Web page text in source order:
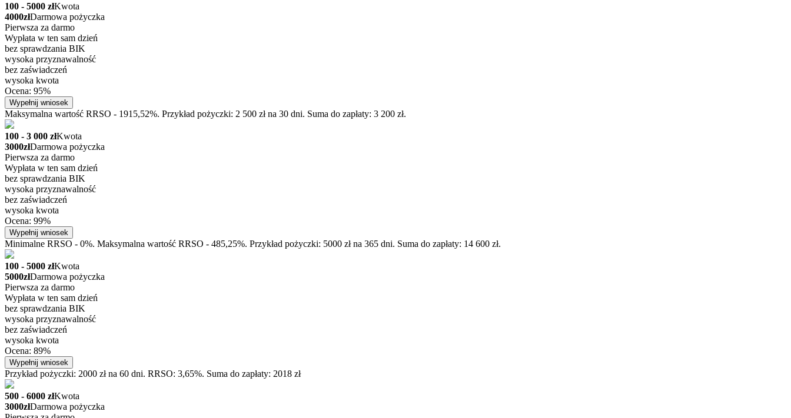
100 - 5000 złKwota
4000złDarmowa pożyczka
Pierwsza za darmo
Wypłata w ten sam dzień
bez sprawdzania BIK
wysoka przyznawalność
bez zaświadczeń
wysoka kwota
Ocena: 95%
Wypełnij wniosek
Maksymalna wartość RRSO - 1915,52%. Przykład pożyczki: 2 500 zł na 30 dni. Suma do zapłaty: 3 200 zł.
100 - 3 000 złKwota
3000złDarmowa pożyczka
Pierwsza za darmo
Wypłata w ten sam dzień
bez sprawdzania BIK
wysoka przyznawalność
bez zaświadczeń
wysoka kwota
Ocena: 99%
Wypełnij wniosek
Minimalne RRSO - 0%. Maksymalna wartość RRSO - 485,25%. Przykład pożyczki: 5000 zł na 365 dni. Suma do zapłaty: 14 600 zł.
100 - 5000 złKwota
5000złDarmowa pożyczka
Pierwsza za darmo
Wypłata w ten sam dzień
bez sprawdzania BIK
wysoka przyznawalność
bez zaświadczeń
wysoka kwota
Ocena: 89%
Wypełnij wniosek
Przykład pożyczki: 2000 zł na 60 dni. RRSO: 3,65%. Suma do zapłaty: 2018 zł
500 - 6000 złKwota
3000złDarmowa pożyczka